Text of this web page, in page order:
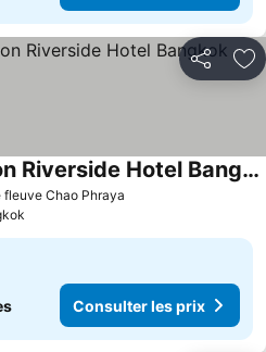
Partager
fleuve Chao Phraya
Royal Orchid Sheraton Riverside Hotel Bangkok
Consulter les prix